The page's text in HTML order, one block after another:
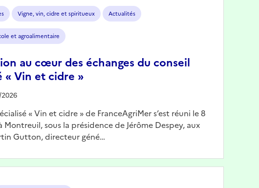
Vigne, vin, cidre et spiritueux Actualités
et agroalimentaire
au cœur des échanges du conseil
« Vin et cidre »
« Vin et cidre » de FranceAgriMer s’est réuni le 8
Montreuil, sous la présidence de Jérôme Despey, aux
Gutton, directeur géné…